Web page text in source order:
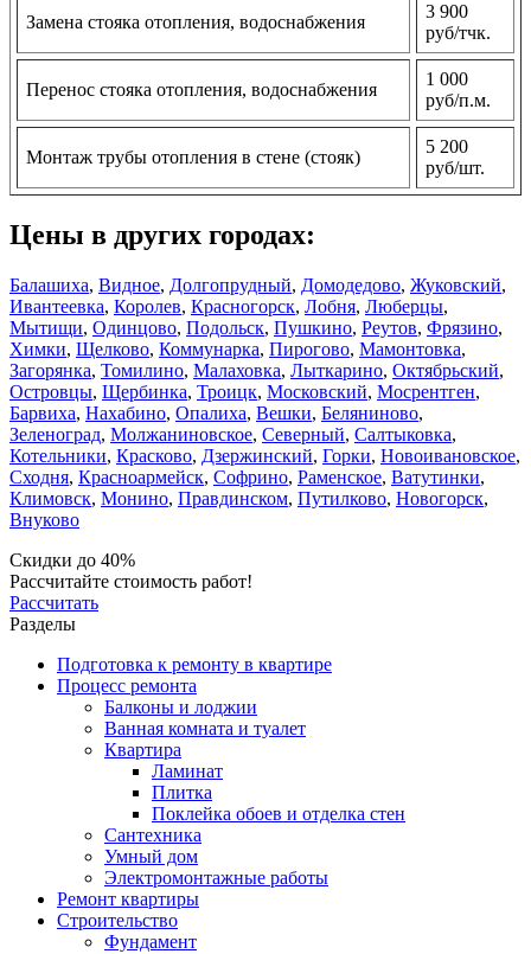
Замена стояка отопления, водоснабжения
3 900
руб/тчк.
Перенос стояка отопления, водоснабжения
1 000
руб/п.м.
Монтаж трубы отопления в стене (стояк)
5 200
руб/шт.
Цены в других городах:
Балашиха, Видное, Долгопрудный, Домодедово, Жуковский,
Ивантеевка, Королев, Красногорск, Лобня, Люберцы,
Мытищи, Одинцово, Подольск, Пушкино, Реутов, Фрязино,
Химки, Щелково, Коммунарка, Пирогово, Мамонтовка,
Загорянка, Томилино, Малаховка, Лыткарино, Октябрьский,
Островцы, Щербинка, Троицк, Московский, Мосрентген,
Барвиха, Нахабино, Опалиха, Вешки, Беляниново,
Зеленоград, Молжаниновское, Северный, Салтыковка,
Котельники, Красково, Дзержинский, Горки, Новоивановское,
Сходня, Красноармейск, Софрино, Раменское, Ватутинки,
Климовск, Монино, Правдинском, Путилково, Новогорск,
Внуково
Скидки до 40%
Рассчитайте стоимость работ!
Рассчитать
Разделы
Подготовка к ремонту в квартире
Процесс ремонта
Балконы и лоджии
Ванная комната и туалет
Квартира
Ламинат
Плитка
Поклейка обоев и отделка стен
Сантехника
Умный дом
Электромонтажные работы
Ремонт квартиры
Строительство
Фундамент